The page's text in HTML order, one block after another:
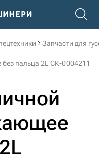
Запчасти для
пальца 2L СК-0004211